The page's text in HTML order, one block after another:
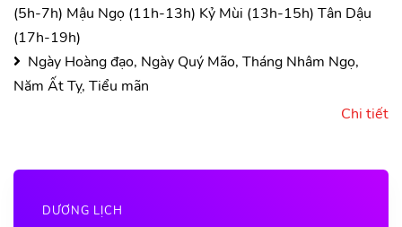
(5h-7h) Mậu Ngọ (11h-13h) Kỷ Mùi (13h-15h) Tân Dậu
(17h-19h)
Ngày Hoàng đạo, Ngày Quý Mão, Tháng Nhâm Ngọ,
Năm Ất Tỵ, Tiểu mãn
Chi tiết
DƯƠNG LỊCH